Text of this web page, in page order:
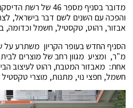
והפכה עם השנים לשם דבר בישראל,
אבזור, רהוט, טקסטיל, חשמל וכדומה,
מ"ר, ומציע מגוון רחב של מוצרים
אחת: מאבזור המטבח, רהוט לעיצוב
חשמל, חפצי נוי, מתנות, מוצרי טקסטיל